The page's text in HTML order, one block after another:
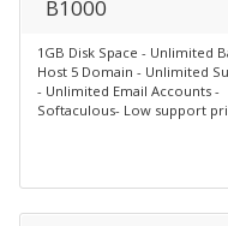
B1000
1GB Disk Space - Unlimited
Host 5 Domain - Unlimited
- Unlimited Email Accounts -
Softaculous- Low support